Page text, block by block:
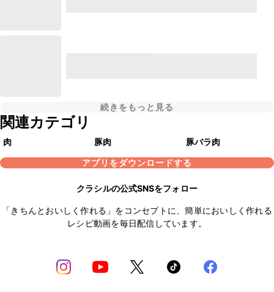
続きをもっと見る
関連カテゴリ
肉 豚肉
豚バラ肉
アプリをダウンロードする
クラシルの公式SNSをフォロー
「きちんとおいしく作れる」をコンセプトに、簡単においしく作れる
レシピ動画を毎日配信しています。